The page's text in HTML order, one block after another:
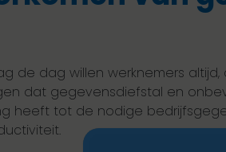
de dag willen werknemers
dat gegevensdiefstal en
heeft tot de nodige